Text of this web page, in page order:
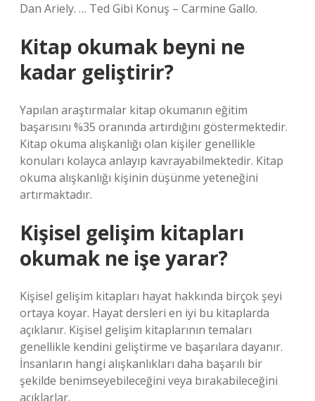
Dan Ariely. … Ted Gibi Konuş – Carmine Gallo.
Kitap okumak beyni ne
kadar geliştirir?
Yapılan araştırmalar kitap okumanın eğitim
başarısını %35 oranında artırdığını göstermektedir.
Kitap okuma alışkanlığı olan kişiler genellikle
konuları kolayca anlayıp kavrayabilmektedir. Kitap
okuma alışkanlığı kişinin düşünme yeteneğini
artırmaktadır.
Kişisel gelişim kitapları
okumak ne işe yarar?
Kişisel gelişim kitapları hayat hakkında birçok şeyi
ortaya koyar. Hayat dersleri en iyi bu kitaplarda
açıklanır. Kişisel gelişim kitaplarının temaları
genellikle kendini geliştirme ve başarılara dayanır.
İnsanların hangi alışkanlıkları daha başarılı bir
şekilde benimseyebileceğini veya bırakabileceğini
açıklarlar.